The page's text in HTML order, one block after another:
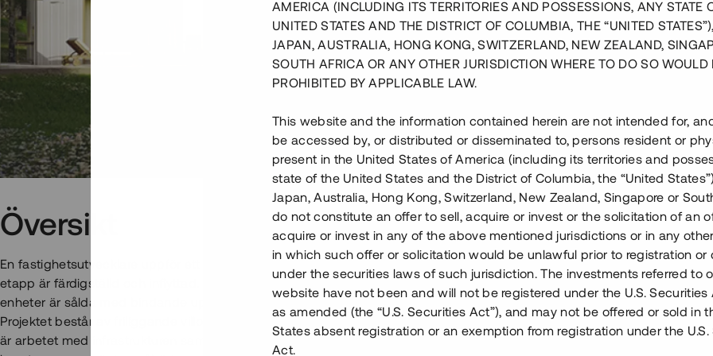
Ljusterö Skärgårdsby
Översikt
En fastighetsutvecklare uppför ett nytt villaområde i Stockholms skärgård. Projektets första
etapp är färdigställd och inflyttad. Byggnationen av etapp 2 har påbörjats och 23 av 31
enheter är sålda med bindande upplåtelseavtal.
Projektet består av friliggande villor och ateljéhus som uppförs i bostadsrättsform. I etapp 2
är arbetet med infrastrukturen samt en stor del av markarbetet klart och monteringen av
AMERICA (INCLUDING ITS TERRITORIES AND POSSESSIONS, ANY STATE
UNITED STATES AND THE DISTRICT OF COLUMBIA, THE “UNITED
JAPAN, AUSTRALIA, HONG KONG, SWITZERLAND, NEW ZEALAND,
SOUTH AFRICA OR ANY OTHER JURISDICTION WHERE TO DO SO WOULD
PROHIBITED BY APPLICABLE LAW.
This website and the information contained herein are not intended for,
be accessed by, or distributed or disseminated to, persons resident or
present in the United States of America (including its territories and
state of the United States and the District of Columbia, the “United
Japan, Australia, Hong Kong, Switzerland, New Zealand, Singapore or
do not constitute an offer to sell, acquire or invest or the solicitation of an
acquire or invest in any of the above mentioned jurisdictions or in any
in which such offer or solicitation would be unlawful prior to registration or
under the securities laws of such jurisdiction. The investments referred to
website have not been and will not be registered under the U.S. Securities
as amended (the “U.S. Securities Act”), and may not be offered or sold in
States absent registration or an exemption from registration under the U.S.
Act.